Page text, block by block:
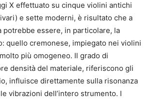
X effettuato su cinque violini antichi
e sette moderni, è risultato che a
potrebbe essere, in particolare, la
quello cremonese, impiegato nei violini
più omogeneo. Il grado di
densità del materiale, riferiscono gli
influisce direttamente sulla risonanza
vibrazioni dell’intero strumento. I